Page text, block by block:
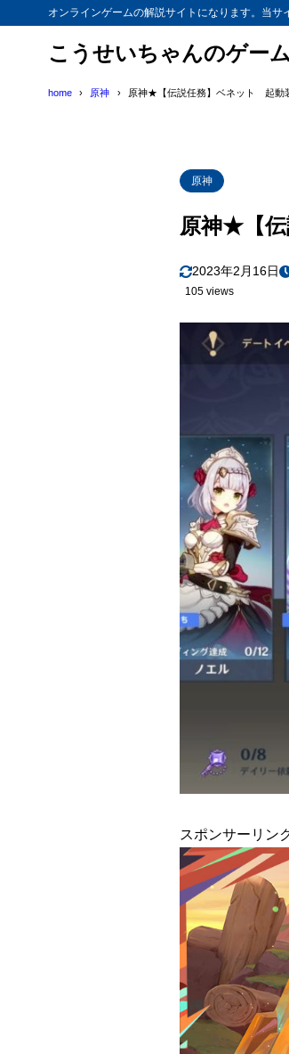
オンラインゲームの解説サイトになります。当サ
こうせいちゃんのゲー
home 原神 原神★【伝説任務】ベネット 起動
原神
原神★【伝
2023年2月16日
105 views
スポンサーリン